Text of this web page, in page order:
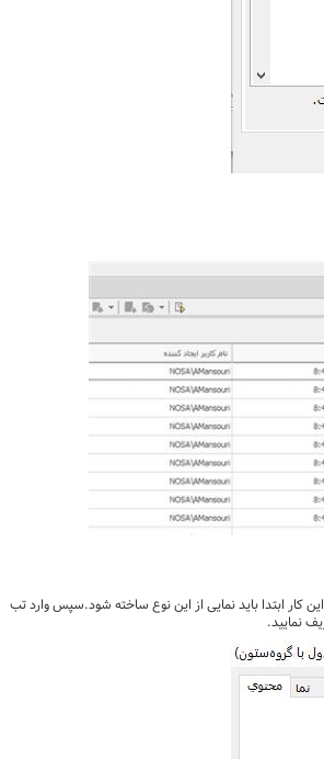
کار ابتدا باید نمایی از این نوع ساخته شود.سپس وارد تب
نمایید.